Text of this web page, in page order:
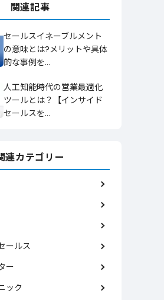
見る
はこちら
関連記事
セールスイネーブルメント
の意味とは?メリットや具体
的な事例を…
人工知能時代の営業最適化
ツールとは？【インサイド
セールスを…
連カテゴリー
ールス
ー
ック